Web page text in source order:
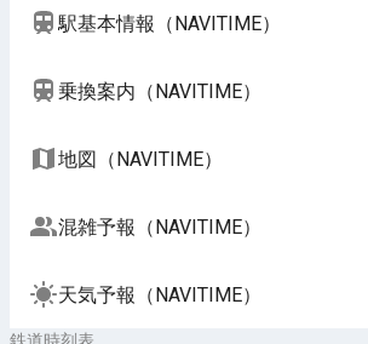
駅基本情報（NAVITIME）
乗換案内（NAVITIME）
地図（NAVITIME）
混雑予報（NAVITIME）
天気予報（NAVITIME）